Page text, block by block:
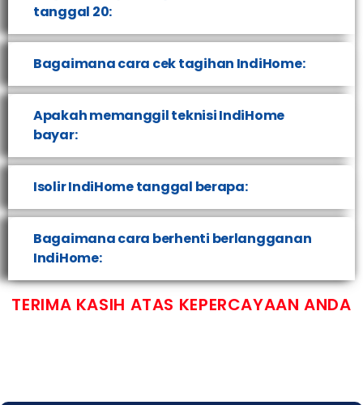
tanggal 20:
Bagaimana cara cek tagihan IndiHome:
Apakah memanggil teknisi IndiHome
bayar:
Isolir IndiHome tanggal berapa:
Bagaimana cara berhenti berlangganan
IndiHome:
TERIMA KASIH ATAS KEPERCAYAAN ANDA